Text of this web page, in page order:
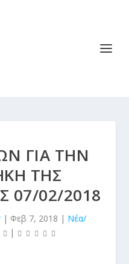
ΓΙΑ ΤΗΝ
ΤΗΣ
07/02/2018
| Φεβ 7, 2018 | Νέα/
|